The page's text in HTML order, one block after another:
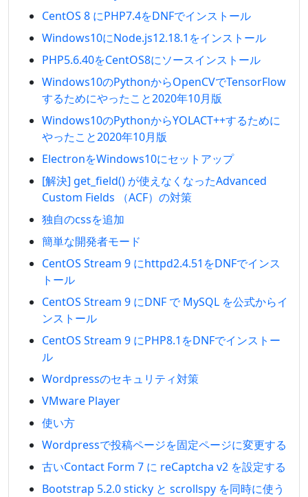
CentOS 8 にPHP7.4をDNFでインストール
Windows10にNode.js12.18.1をインストール
PHP5.6.40をCentOS8にソースインストール
Windows10のPythonからOpenCVでTensorFlow
するためにやったこと2020年10月版
Windows10のPythonからYOLACT++するために
やったこと2020年10月版
ElectronをWindows10にセットアップ
[解決] get_field() が使えなくなったAdvanced
Custom Fields （ACF）の対策
独自のcssを追加
簡単な開発者モード
CentOS Stream 9 にhttpd2.4.51をDNFでインス
トール
CentOS Stream 9 にDNF で MySQL を公式からイ
ンストール
CentOS Stream 9 にPHP8.1をDNFでインストー
ル
Wordpressのセキュリティ対策
VMware Player
使い方
Wordpressで投稿ページを固定ページに変更する
古いContact Form 7 に reCaptcha v2 を設定する
Bootstrap 5.2.0 sticky と scrollspy を同時に使う